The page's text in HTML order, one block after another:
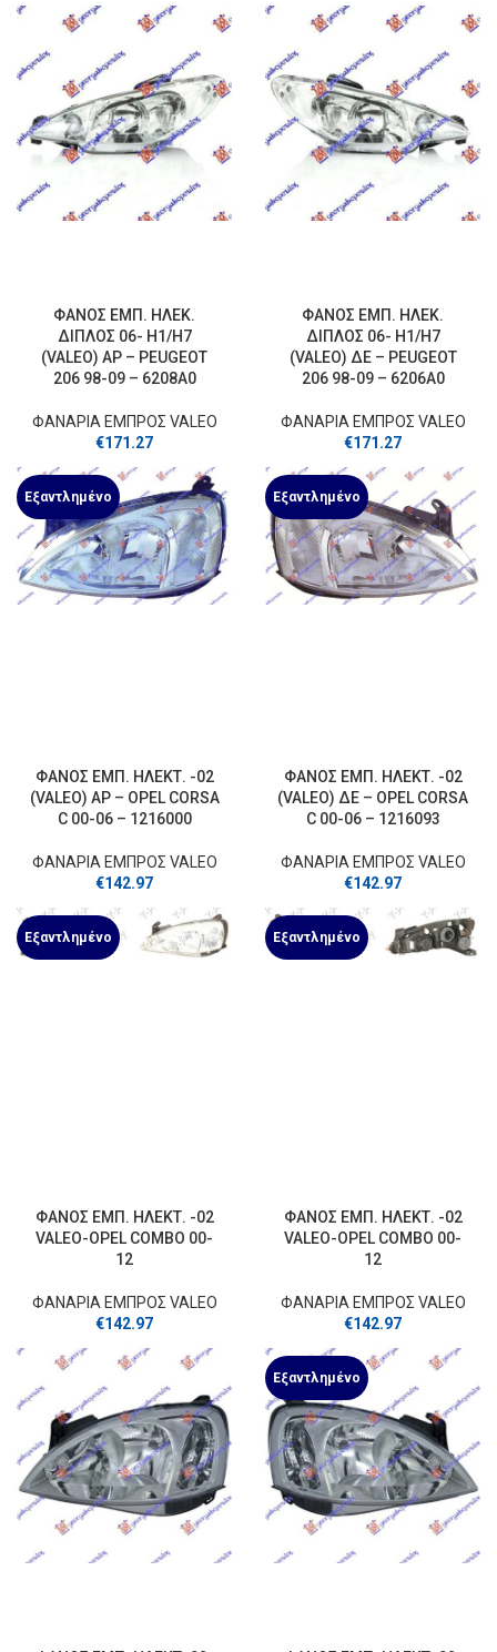
ΦΑΝΟΣ ΕΜΠ. ΗΛΕΚ.
ΔΙΠΛΟΣ 06- H1/H7
(VALEO) ΑΡ – PEUGEOT
206 98-09 – 6208A0
ΦΑΝΑΡΙΑ ΕΜΠΡΟΣ VALEO
€171.27
ΦΑΝΟΣ ΕΜΠ. ΗΛΕΚ.
ΔΙΠΛΟΣ 06- H1/H7
(VALEO) ΔΕ – PEUGEOT
206 98-09 – 6206A0
ΦΑΝΑΡΙΑ ΕΜΠΡΟΣ VALEO
€171.27
Εξαντλημένο
ΦΑΝΟΣ ΕΜΠ. ΗΛΕΚΤ. -02
(VALEO) ΑΡ – OPEL CORSA
C 00-06 – 1216000
ΦΑΝΑΡΙΑ ΕΜΠΡΟΣ VALEO
€142.97
Εξαντλημένο
ΦΑΝΟΣ ΕΜΠ. ΗΛΕΚΤ. -02
(VALEO) ΔΕ – OPEL CORSA
C 00-06 – 1216093
ΦΑΝΑΡΙΑ ΕΜΠΡΟΣ VALEO
€142.97
Εξαντλημένο
ΦΑΝΟΣ ΕΜΠ. ΗΛΕΚΤ. -02
VALEO-OPEL COMBO 00-
12
ΦΑΝΑΡΙΑ ΕΜΠΡΟΣ VALEO
€142.97
Εξαντλημένο
ΦΑΝΟΣ ΕΜΠ. ΗΛΕΚΤ. -02
VALEO-OPEL COMBO 00-
12
ΦΑΝΑΡΙΑ ΕΜΠΡΟΣ VALEO
€142.97
Εξαντλημένο